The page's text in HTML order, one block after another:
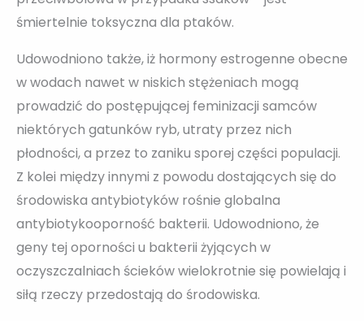
śmiertelnie toksyczna dla ptaków.
Udowodniono także, iż hormony estrogenne obecne
w wodach nawet w niskich stężeniach mogą
prowadzić do postępującej feminizacji samców
niektórych gatunków ryb, utraty przez nich
płodności, a przez to zaniku sporej części populacji.
Z kolei między innymi z powodu dostających się do
środowiska antybiotyków rośnie globalna
antybiotykooporność bakterii. Udowodniono, że
geny tej oporności u bakterii żyjących w
oczyszczalniach ścieków wielokrotnie się powielają i
siłą rzeczy przedostają do środowiska.